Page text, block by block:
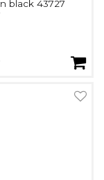
black 43727